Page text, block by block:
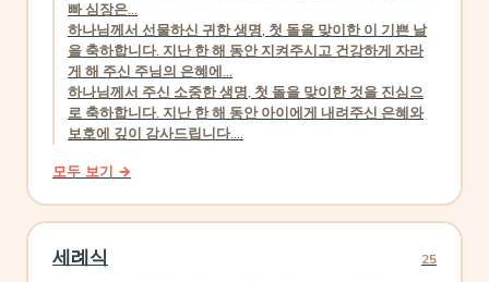
빠 심장은...
하나님께서 선물하신 귀한 생명, 첫 돌을 맞이한 이 기쁜 날
을 축하합니다. 지난 한 해 동안 지켜주시고 건강하게 자라
게 해 주신 주님의 은혜에...
하나님께서 주신 소중한 생명, 첫 돌을 맞이한 것을 진심으
로 축하합니다. 지난 한 해 동안 아이에게 내려주신 은혜와
보호에 깊이 감사드립니다....
모두 보기 →
세례식 25